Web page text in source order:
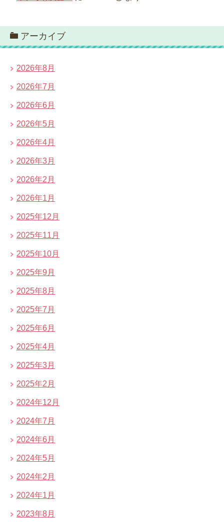
アーカイブ
2026年8月
2026年7月
2026年6月
2026年5月
2026年4月
2026年3月
2026年2月
2026年1月
2025年12月
2025年11月
2025年10月
2025年9月
2025年8月
2025年7月
2025年6月
2025年4月
2025年3月
2025年2月
2024年12月
2024年7月
2024年6月
2024年5月
2024年2月
2024年1月
2023年8月